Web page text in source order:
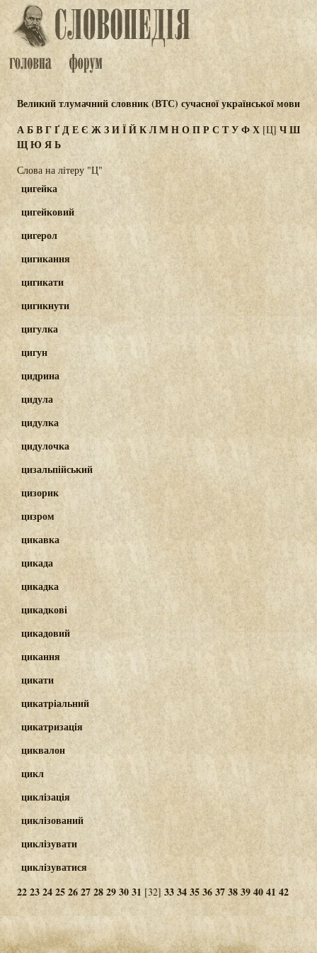
Великий тлумачний словник (ВТС) сучасної української мови
АБВГҐДЕЄ ЖЗИЇЙКЛМНОПРС ТУФХ [Ц] ЧШ
ЩЮ ЯЬ
Слова на літеру "Ц"
цигейка
цигейковий
цигерол
цигикання
цигикати
цигикнути
цигулка
цигун
цидрина
цидула
цидулка
цидулочка
цизальпійський
цизорик
цизром
цикавка
цикада
цикадка
цикадкові
цикадовий
цикання
цикати
цикатріальний
цикатризація
циквалон
цикл
циклізація
циклізований
циклізувати
циклізуватися
22232425262728293031 [32] 33343536373839404142